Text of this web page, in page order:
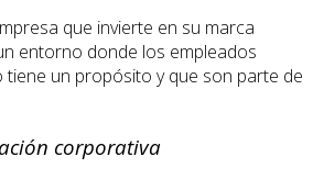
que invierte en su marca
entorno donde los empleados
tiene un propósito y que son parte de
corporativa